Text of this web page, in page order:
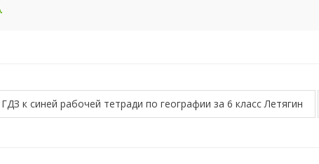
ГДЗ к синей рабочей тетради по географии за 6 класс Летягин